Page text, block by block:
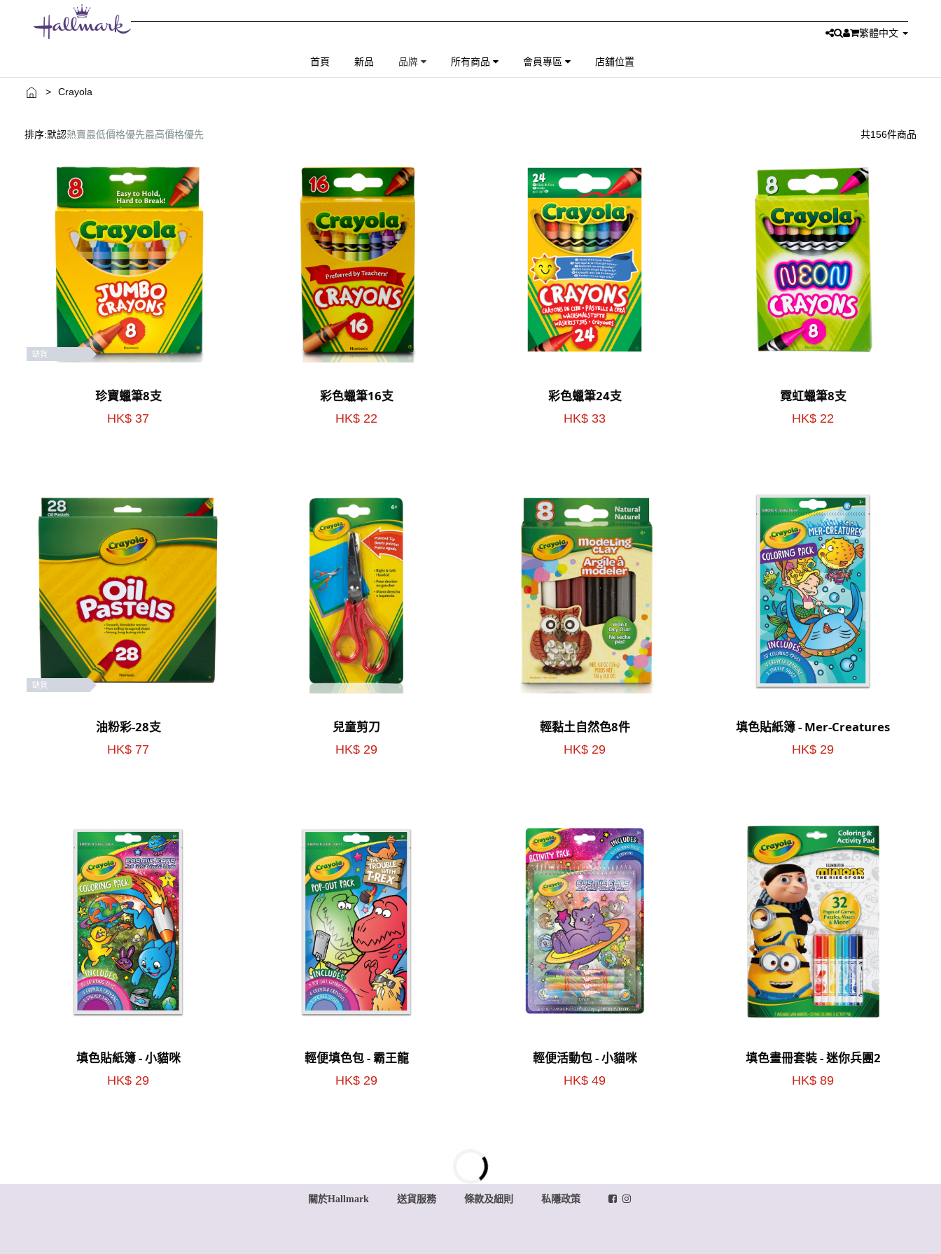
繁體中文
首頁 新品 品牌 所有商品 會員專區 店舖位置
> Crayola
排序:默認熱賣最低價格優先最高價格優先 共156件商品
缺貨
珍寶蠟筆8支
HK$ 37
彩色蠟筆16支
HK$ 22
彩色蠟筆24支
HK$ 33
霓虹蠟筆8支
HK$ 22
缺貨
油粉彩-28支
HK$ 77
兒童剪刀
HK$ 29
輕黏土自然色8件
HK$ 29
填色貼紙簿 - Mer-Creatures
HK$ 29
填色貼紙簿 - 小貓咪
HK$ 29
輕便填色包 - 霸王龍
HK$ 29
輕便活動包 - 小貓咪
HK$ 49
填色畫冊套裝 - 迷你兵團2
HK$ 89